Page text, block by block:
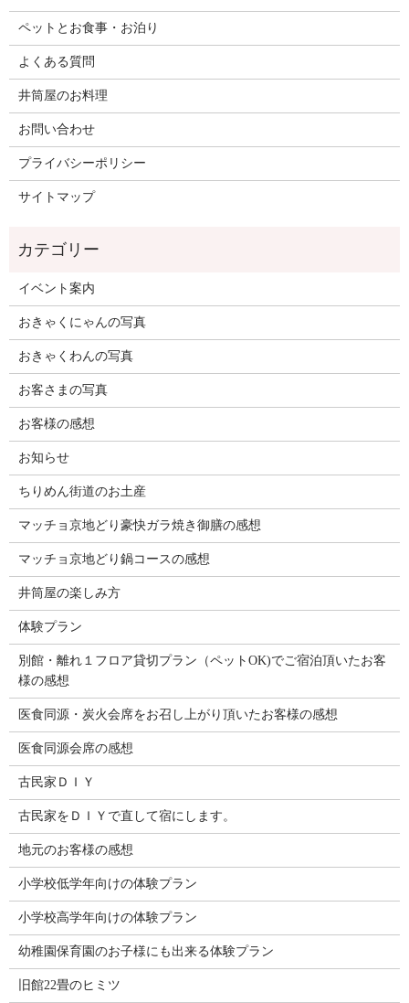
ペットとお食事・お泊り
よくある質問
井筒屋のお料理
お問い合わせ
プライバシーポリシー
サイトマップ
イベント案内
おきゃくにゃんの写真
おきゃくわんの写真
お客さまの写真
お客様の感想
お知らせ
ちりめん街道のお土産
マッチョ京地どり豪快ガラ焼き御膳の感想
マッチョ京地どり鍋コースの感想
井筒屋の楽しみ方
体験プラン
別館・離れ１フロア貸切プラン（ペットOK)でご宿泊頂いたお客
様の感想
医食同源・炭火会席をお召し上がり頂いたお客様の感想
医食同源会席の感想
古民家ＤＩＹ
古民家をＤＩＹで直して宿にします。
地元のお客様の感想
小学校低学年向けの体験プラン
小学校高学年向けの体験プラン
幼稚園保育園のお子様にも出来る体験プラン
旧館22畳のヒミツ